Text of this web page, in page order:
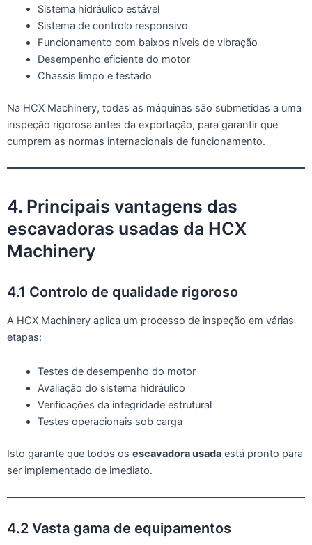
Sistema hidráulico estável
Sistema de controlo responsivo
Funcionamento com baixos níveis de vibração
Desempenho eficiente do motor
Chassis limpo e testado
Na HCX Machinery, todas as máquinas são submetidas a uma
inspeção rigorosa antes da exportação, para garantir que
cumprem as normas internacionais de funcionamento.
4. Principais vantagens das
escavadoras usadas da HCX
Machinery
4.1 Controlo de qualidade rigoroso
A HCX Machinery aplica um processo de inspeção em várias
etapas:
Testes de desempenho do motor
Avaliação do sistema hidráulico
Verificações da integridade estrutural
Testes operacionais sob carga
Isto garante que todos os escavadora usada está pronto para
ser implementado de imediato.
4.2 Vasta gama de equipamentos